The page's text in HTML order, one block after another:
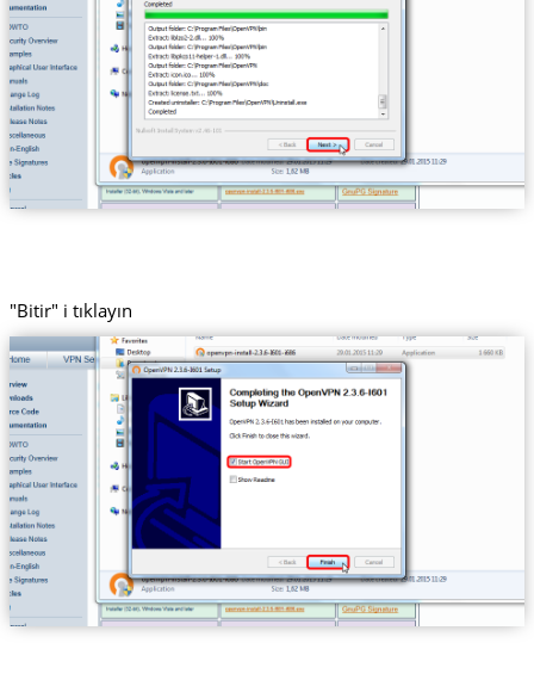
"Bitir" i tıklayın